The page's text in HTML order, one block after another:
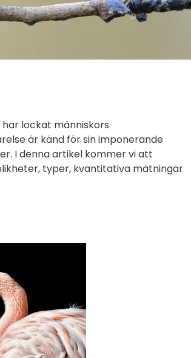
lockat människors
är känd för sin imponerande
I denna artikel kommer vi att
typer, kvantitativa mätningar